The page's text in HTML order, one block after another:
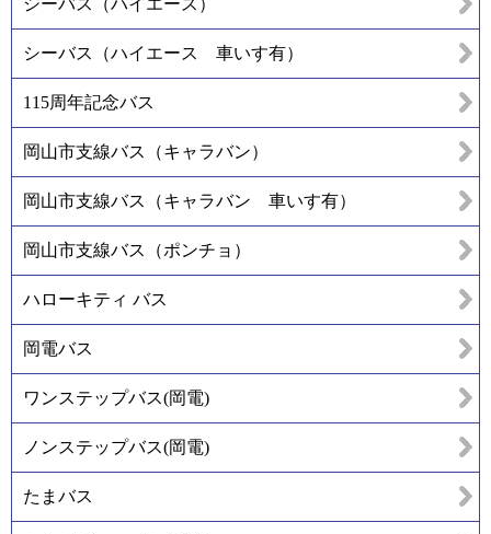
シーバス（ハイエース 車いす有）
115周年記念バス
岡山市支線バス（キャラバン）
岡山市支線バス（キャラバン 車いす有）
岡山市支線バス（ポンチョ）
ハローキティ バス
岡電バス
ワンステップバス(岡電)
ノンステップバス(岡電)
たまバス